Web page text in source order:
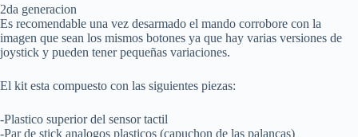
2da generacion
Es recomendable una vez desarmado el mando corrobore con la
imagen que sean los mismos botones ya que hay varias versiones de
joystick y pueden tener pequeñas variaciones.
El kit esta compuesto con las siguientes piezas:
-Plastico superior del sensor tactil
-Par de stick analogos plasticos (capuchon de las palancas)